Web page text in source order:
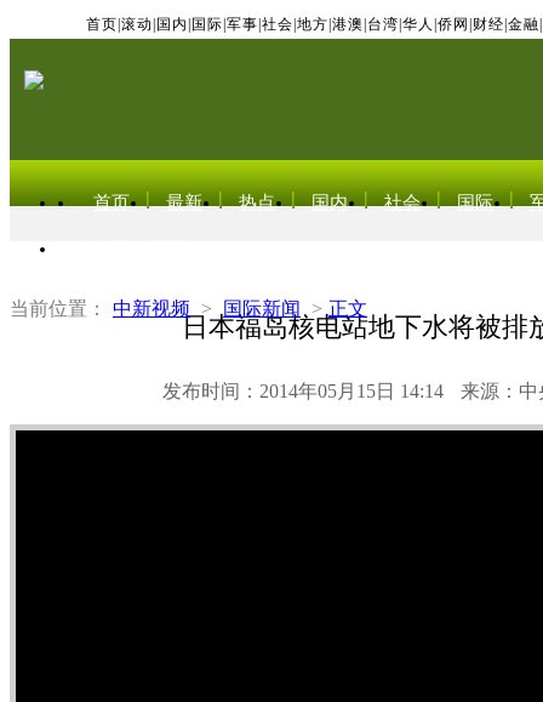
首页 滚动 国内 国际 军事 社会 地方 港澳 台湾 华人 侨网 财经 金融
首页 最新 热点 国内 社会 国际
当前位置： 中新视频 > 国际新闻 > 正文
日本福岛核电站地下水将被排
发布时间：2014年05月15日 14:14 来源：中